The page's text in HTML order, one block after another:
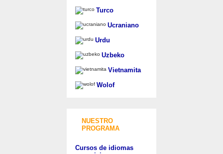
Turco
Ucraniano
Urdu
Uzbeko
Vietnamita
Wolof
NUESTRO
PROGRAMA
Cursos de idiomas